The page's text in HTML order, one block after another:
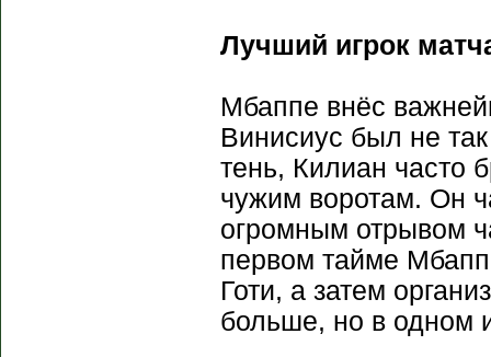
Лучший игрок
Мбаппе внёс
Винисиус был не
тень, Килиан часто
чужим воротам. Он
огромным отрывом
первом тайме
Готи, а затем
больше, но в одном